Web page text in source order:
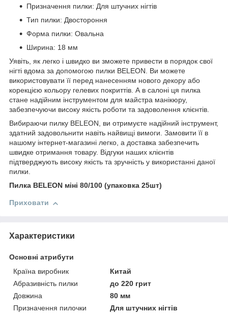
Призначення пилки: Для штучних нігтів
Тип пилки: Двостороння
Форма пилки: Овальна
Ширина: 18 мм
Уявіть, як легко і швидко ви зможете привести в порядок свої
нігті вдома за допомогою пилки BELEON. Ви можете
використовувати її перед нанесенням нового декору або
корекцією кольору гелевих покриттів. А в салоні ця пилка
стане надійним інструментом для майстра манікюру,
забезпечуючи високу якість роботи та задоволення клієнтів.
Вибираючи пилку BELEON, ви отримуєте надійний інструмент,
здатний задовольнити навіть найвищі вимоги. Замовити її в
нашому інтернет-магазині легко, а доставка забезпечить
швидке отримання товару. Відгуки наших клієнтів
підтверджують високу якість та зручність у використанні даної
пилки.
Пилка BELEON міні 80/100 (упаковка 25шт)
Приховати
Характеристики
Основні атрибути
Країна виробник
Китай
Абразивність пилки
до 220 грит
Довжина
80 мм
Призначення пилочки
Для штучних нігтів